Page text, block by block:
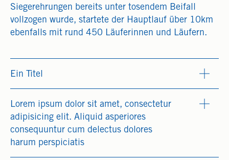
Siegerehrungen bereits unter tosendem Beifall
vollzogen wurde, startete der Hauptlauf über 10km
ebenfalls mit rund 450 Läuferinnen und Läufern.
Ein Titel
Lorem ipsum dolor sit amet, consectetur
adipisicing elit. Aliquid asperiores
consequuntur cum delectus dolores
harum perspiciatis